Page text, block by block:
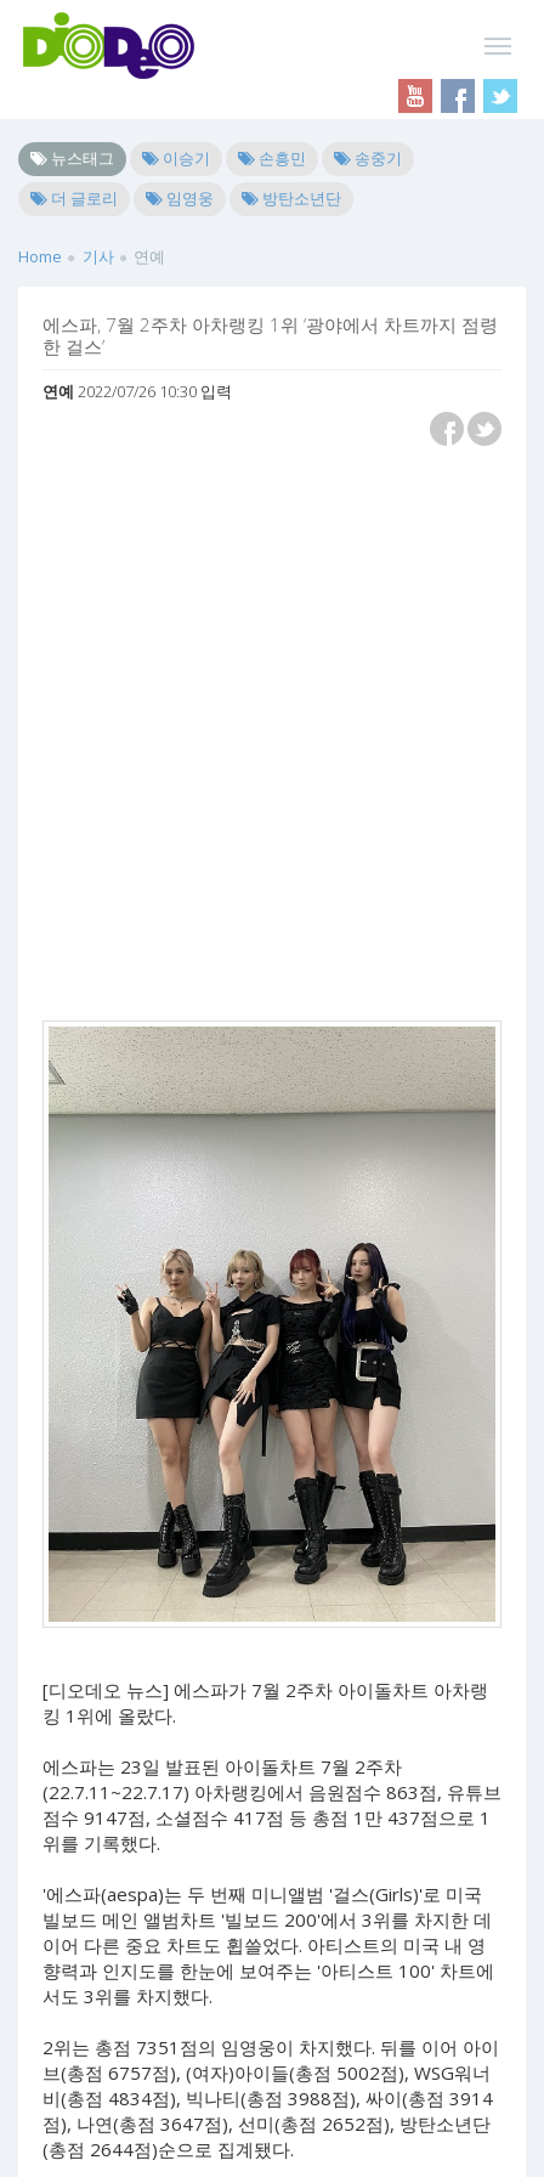
뉴스태그 이승기 손흥민
송중기
더 글로리
임영웅 방탄소년단
Home 기사 연예
에스파, 7월 2주차 아차랭킹 1위 ‘광야에서 차트까지 점령
한 걸스’
연예 2022/07/26 10:30 입력
[디오데오 뉴스] 에스파가 7월 2주차 아이돌차트 아차랭
킹 1위에 올랐다.
에스파는 23일 발표된 아이돌차트 7월 2주차
(22.7.11~22.7.17) 아차랭킹에서 음원점수 863점, 유튜브
점수 9147점, 소셜점수 417점 등 총점 1만 437점으로 1
위를 기록했다.
'에스파(aespa)는 두 번째 미니앨범 '걸스(Girls)'로 미국
빌보드 메인 앨범차트 '빌보드 200'에서 3위를 차지한 데
이어 다른 중요 차트도 휩쓸었다. 아티스트의 미국 내 영
향력과 인지도를 한눈에 보여주는 '아티스트 100' 차트에
서도 3위를 차지했다.
2위는 총점 7351점의 임영웅이 차지했다. 뒤를 이어 아이
브(총점 6757점), (여자)아이들(총점 5002점), WSG워너
비(총점 4834점), 빅나티(총점 3988점), 싸이(총점 3914
점), 나연(총점 3647점), 선미(총점 2652점), 방탄소년단
(총점 2644점)순으로 집계됐다.